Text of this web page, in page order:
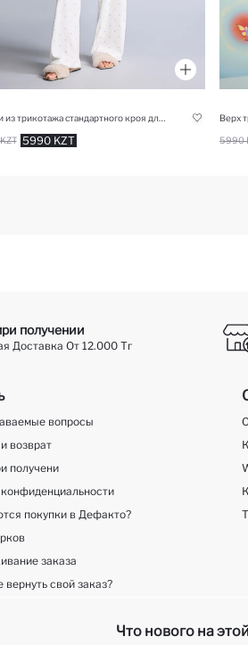
5990 KZT 5990
получении
Доставка От 12.000 Тг
вопросы
возврат
получени
покупки в Дефакто?
заказа
вернуть свой заказ?
Что нового на